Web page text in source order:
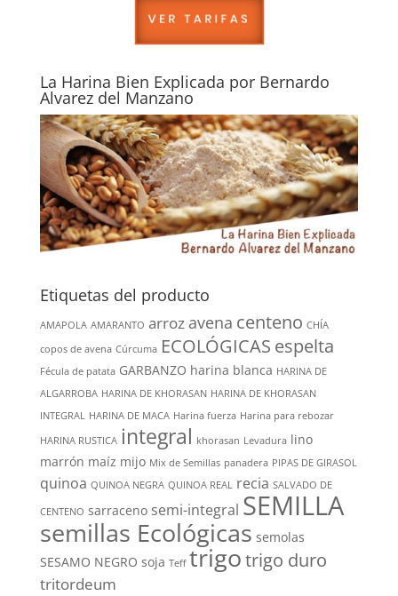
La Harina Bien Explicada por Bernardo
Alvarez del Manzano
Etiquetas del producto
AMAPOLA AMARANTO arroz avena centeno CHÍA
copos de avena Cúrcuma ECOLÓGICAS espelta
Fécula de patata GARBANZO harina blanca HARINA DE
ALGARROBA HARINA DE KHORASAN HARINA DE KHORASAN
INTEGRAL HARINA DE MACA Harina fuerza Harina para rebozar
HARINA RUSTICA integral khorasan Levadura lino
marrón maíz mijo Mix de Semillas panadera PIPAS DE GIRASOL
quinoa QUINOA NEGRA QUINOA REAL recia SALVADO DE
CENTENO sarraceno semi-integral SEMILLA
semillas Ecológicas semolas
SESAMO NEGRO soja Teff trigotrigo duro
tritordeum